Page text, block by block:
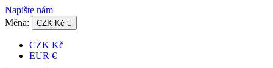
Napište nám
Měna:
CZK Kč 
CZK Kč
EUR €